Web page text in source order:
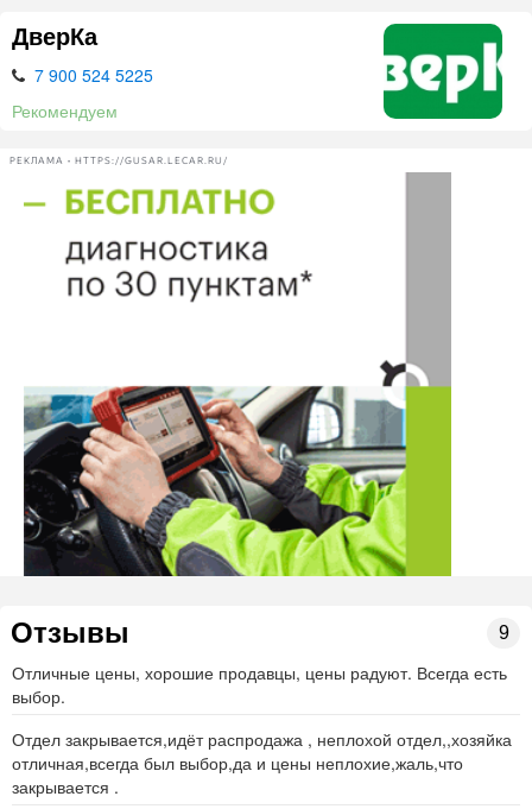
Наши дети очень быстро вырастают, а так хочется,
чтоб и они были стильными! Специально для стильных
"Подростковая одежда " (рост 128-170)
(напротив банкомата) (рост 92-134)
одеждой российских и иностранных брендов:
Meilon (г.Киров),
Crockid (г.Кемерово),
ACOOLA (г.Санкт-Петербург),
OLDOS,
MiniMaxi (Ташкент),
Luminoso (Италия),
Мы рады видеть Вас и Ваших деток!
Наша группа "ВКонтакте" :
https://vk.com/club131913659
ДверКа
7 900 524 5225
Рекомендуем
РЕКЛАМА • HTTPS://GUSAR.LECAR.RU/
Отзывы 9
Отличные цены, хорошие продавцы, цены радуют. Всегда есть
выбор.
Отдел закрывается,идёт распродажа , неплохой отдел,,хозяйка
отличная,всегда был выбор,да и цены неплохие,жаль,что
закрывается .